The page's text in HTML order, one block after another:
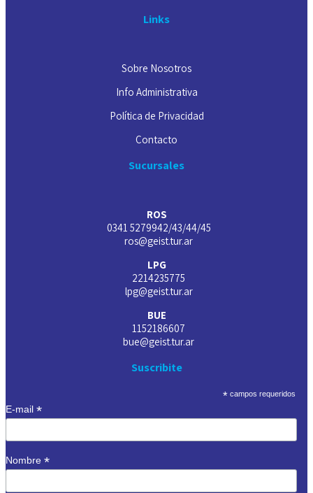
Links
Sobre Nosotros
Info Administrativa
Política de Privacidad
Contacto
Sucursales
ROS
0341 5279942/43/44/45
ros@geist.tur.ar
LPG
2214235775
lpg@geist.tur.ar
BUE
1152186607
bue@geist.tur.ar
Suscribite
*campos requeridos
E-mail *
Nombre *